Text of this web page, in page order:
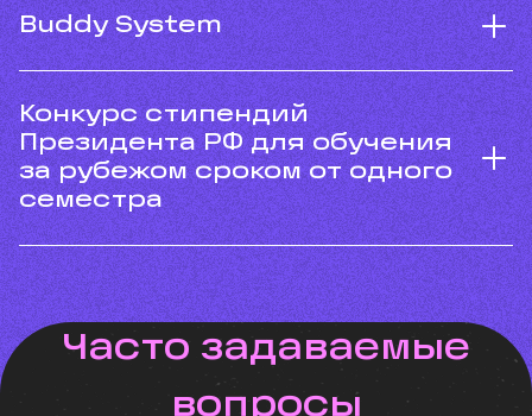
Buddy System
Конкурс стипендий
Президента РФ для обучения
за рубежом сроком от одного
семестра
Часто задаваемые
вопросы